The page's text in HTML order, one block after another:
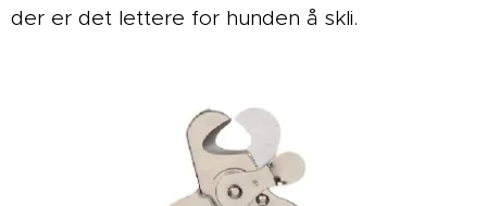
der er det lettere for hunden å skli.